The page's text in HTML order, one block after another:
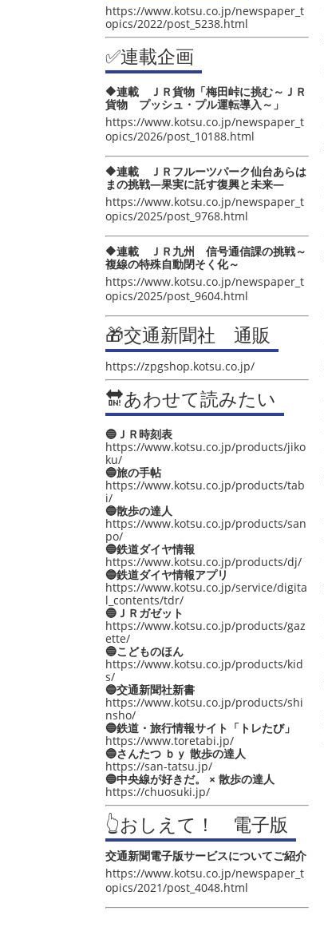
https://www.kotsu.co.jp/newspaper_t
opics/2022/post_5238.html
✅連載企画
🔶連載 ＪＲ貨物「梅田峠に挑む～ＪＲ
貨物 プッシュ・プル運転導入～」
https://www.kotsu.co.jp/newspaper_t
opics/2026/post_10188.html
🔶連載 ＪＲフルーツパーク仙台あらは
まの挑戦―果実に託す復興と未来―
https://www.kotsu.co.jp/newspaper_t
opics/2025/post_9768.html
🔶連載 ＪＲ九州 信号通信課の挑戦～
複線の特殊自動閉そく化～
https://www.kotsu.co.jp/newspaper_t
opics/2025/post_9604.html
🎁交通新聞社 通販
https://zpgshop.kotsu.co.jp/
🔛あわせて読みたい
🔵ＪＲ時刻表
https://www.kotsu.co.jp/products/jiko
ku/
🔵旅の手帖
https://www.kotsu.co.jp/products/tab
i/
🔵散歩の達人
https://www.kotsu.co.jp/products/san
po/
🔵鉄道ダイヤ情報
https://www.kotsu.co.jp/products/dj/
🔵鉄道ダイヤ情報アプリ
https://www.kotsu.co.jp/service/digita
l_contents/tdr/
🔵ＪＲガゼット
https://www.kotsu.co.jp/products/gaz
ette/
🔵こどものほん
https://www.kotsu.co.jp/products/kid
s/
🔵交通新聞社新書
https://www.kotsu.co.jp/products/shi
nsho/
🔵鉄道・旅行情報サイト「トレたび」
https://www.toretabi.jp/
🔵さんたつ ｂｙ 散歩の達人
https://san-tatsu.jp/
🔵中央線が好きだ。 × 散歩の達人
https://chuosuki.jp/
👆おしえて！ 電子版
交通新聞電子版サービスについてご紹介
https://www.kotsu.co.jp/newspaper_t
opics/2021/post_4048.html